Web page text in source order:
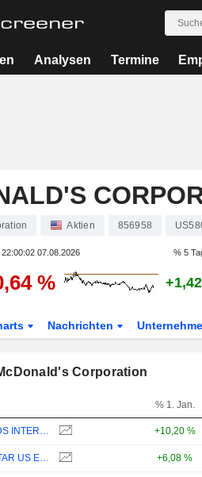
Analysen Termine
Aktien 856958
22:00:02 07.08.2026 % 5
%
Nachrichten
Corporation
% 1. Jan.
NOMURA NEXT FUNDS INTERNATIONAL EQUITY MSCI-KOKUSAI (YEN-HEDGED) ETF - JPY +10,20 %
VANECK MORNINGSTAR US ESG WIDE MOAT UCITS ETF - USD +6,08 %